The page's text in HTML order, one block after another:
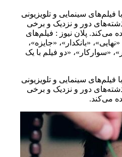
فیلم‌های سینمایی و تلویزیونی
دور و نزدیک و برخی
می‌کند. پلان نیوز : فیلم‌های
«بانکدار»، «جایزه»،
«سوارکار»، «دو فیلم با یک
فیلم‌های سینمایی و تلویزیونی
دور و نزدیک و برخی
می‌کند.